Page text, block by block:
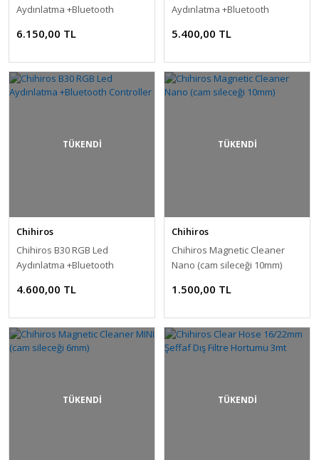
Aydınlatma +Bluetooth
6.150,00 TL
Aydınlatma +Bluetooth
5.400,00 TL
TÜKENDİ
Chihiros
Chihiros B30 RGB Led
Aydınlatma +Bluetooth
4.600,00 TL
TÜKENDİ
Chihiros
Chihiros Magnetic Cleaner
Nano (cam sileceği 10mm)
1.500,00 TL
TÜKENDİ TÜKENDİ